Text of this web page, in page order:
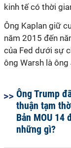
kinh tếcó thời
Ông Kaplan giữ
năm 2015 đến
của Fed dưới sự
ông Warsh là ông
Ông Trump
thuận tạm
Bản MOU 14
những gì?